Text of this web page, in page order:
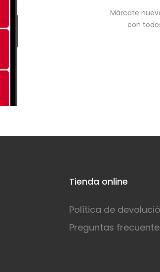
Márcate
con
Tienda online
Política de
Preguntas